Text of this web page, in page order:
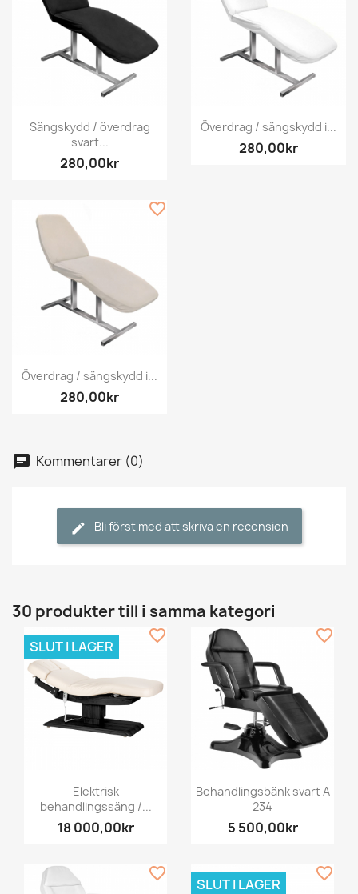
Sängskydd / överdrag
svart...
280,00kr
Överdrag / sängskydd i...
280,00kr
Överdrag / sängskydd i...
280,00kr
favorite_border
Kommentarer (0)
Bli först med att skriva en recension
30 produkter till i samma kategori
Elektrisk
behandlingssäng /...
18 000,00kr
SLUT I LAGER
favorite_border
Behandlingsbänk svart A
234
5 500,00kr
favorite_border
favorite_border
SLUT I LAGER
favorite_border